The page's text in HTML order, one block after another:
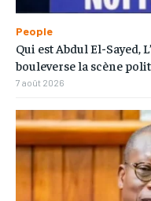
People
Qui est Abdul El-Sayed,
bouleverse la scène
7 août 2026